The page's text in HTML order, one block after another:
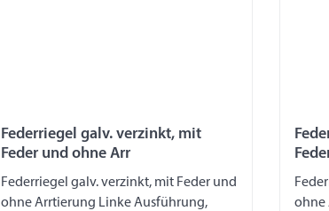
Federriegel galv. verzinkt, mit
Feder und ohne Arr
Federriegel galv. verzinkt, mit Feder und
ohne Arrtierung Linke Ausführung,
ohne